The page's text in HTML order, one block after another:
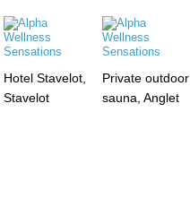
Hotel Stavelot,
Stavelot
Private outdoor
sauna, Anglet